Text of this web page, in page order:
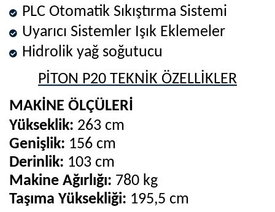
PLC Otomatik Sıkıştırma Sistemi
Uyarıcı Sistemler Işık Eklemeler
Hidrolik yağ soğutucu
PİTON P20 TEKNİK ÖZELLİKLER
MAKİNE ÖLÇÜLERİ
Yükseklik: 263 cm
Genişlik: 156 cm
Derinlik: 103 cm
Makine Ağırlığı: 780 kg
Taşıma Yüksekliği: 195,5 cm